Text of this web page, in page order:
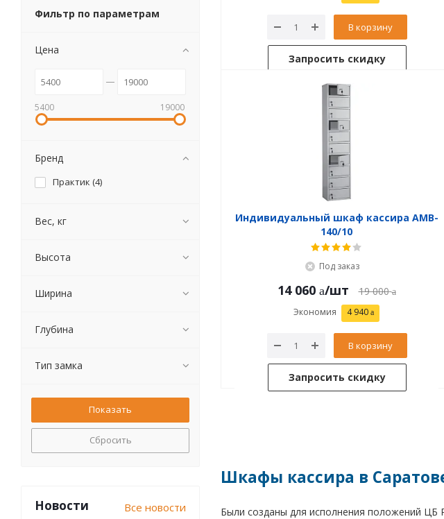
В корзину
Запросить скидку
Индивидуальный шкаф кассира AMB-
140/10
Под заказ
14 060 /шт 19 000
Экономия 4 940
В корзину
Запросить скидку
Шкафы кассира в
Были созданы для исполнения положений
Фильтр по параметрам
Цена
5400 19000
Бренд
Практик (4)
Вес, кг
Высота
Ширина
Глубина
Тип замка
Сбросить
Новости Все новости